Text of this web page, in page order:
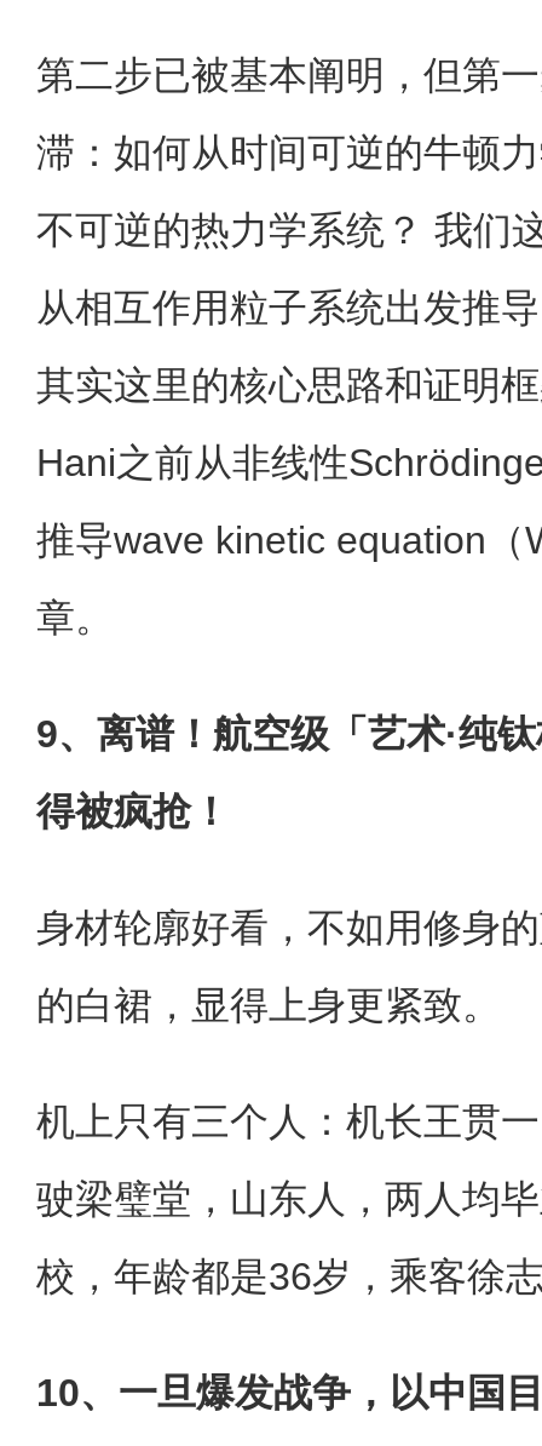
第二步已被基本阐明，但第
滞：如何从时间可逆的牛顿
不可逆的热力学系统？ 我们
从相互作用粒子系统出发推
其实这里的核心思路和证明
Hani之前从非线性
推导wave kinetic equation（
章。
9、离谱！航空级「艺术·纯
得被疯抢！
身材轮廓好看，不如用修身
的白裙，显得上身更紧致。
机上只有三个人：机长王贯
驶梁璧堂，山东人，两人均
校，年龄都是36岁，乘客徐
10、一旦爆发战争，以中国